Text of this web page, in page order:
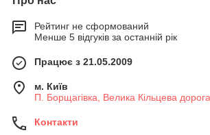
Рейтинг не сформований
Менше 5 відгуків за останній рік
Працює з 21.05.2009
м. Київ
П. Борщагівка, Велика Кільцева
Контакти